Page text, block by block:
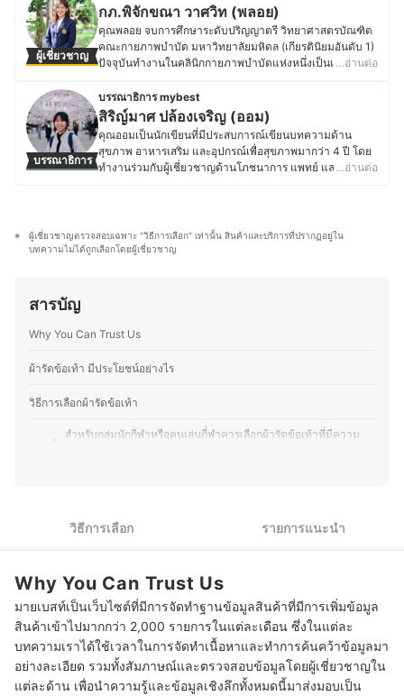
ผู้เชี่ยวชาญ
กภ.พิจักขณา วาศวิท (พลอย)
คุณพลอย จบการศึกษาระดับปริญญาตรี วิทยาศาสตรบัณฑิต
คณะกายภาพบำบัด มหาวิทยาลัยมหิดล (เกียรตินิยมอันดับ 1)
ปัจจุบันทำงานในคลินิกกายภาพบำบัดแห่งหนึ่งเป็นเวลานาน
และการป้องกันให้กับผู้ป่วยที่มีโรคระบบกระดูก/กล้ามเนื้อ ผู้
ป่วยด้านระบบประสาท รวมถึงผู้ป่วยที่มีปัญหาในระบบหัวใจ
และทรวงอก เช่น อาการปวดคอ-บ่า-หลัง ออฟฟิศซินโดรม
หมอนรองกระดูกทับเส้นประสาท โรคเส้นเลือดในสมอง โรค
พาร์กินสัน เป็นต้น ส่วนอีกบทบาทหนึ่งที่คุณพลอยสนใจก็คือ
การให้บริการเผยแพร่และถ่ายทอดความรู้แก่ประชาชนผ่าน
ประวัติของ กภ.พิจักขณา วาศวิท (พลอย)
…อ่านต่อ
บรรณาธิการ
บรรณาธิการ mybest
สิริญ์มาศ ปล้องเจริญ (ออม)
คุณออมเป็นนักเขียนที่มีประสบการณ์เขียนบทความด้าน
สุขภาพ อาหารเสริม และอุปกรณ์เพื่อสุขภาพมากว่า 4 ปี โดย
ทำงานร่วมกับผู้เชี่ยวชาญด้านโภชนาการ แพทย์ และเภสัชกร
ภาษาญี่ปุ่น โดยเคยเข้าร่วมโครงการแลกเปลี่ยนที่
มหาวิทยาลัยในจังหวัดมิเอะเป็นเวลา 1 ปี ประสบการณ์นี้
เชื่อว่าการเลือกกินที่ดีและการปรับไลฟ์สไตล์ให้เหมาะสมเป็น
ถ่ายทอดความรู้ให้ผู้อ่านสามารถนำไปปรับใช้ได้จริง
…อ่านต่อ
ผู้เชี่ยวชาญตรวจสอบเฉพาะ "วิธีการเลือก" เท่านั้น สินค้าและบริการที่ปรากฏอยู่ใน
บทความไม่ได้ถูกเลือกโดยผู้เชี่ยวชาญ
สารบัญ
Why You Can Trust Us
ผ้ารัดข้อเท้า มีประโยชน์อย่างไร
วิธีการเลือกผ้ารัดข้อเท้า
1
สำหรับกลุ่มนักกีฬาหรือคนเล่นกี่ฬาควรเลือกผ้ารัดข้อเท้าที่มีความ
ถ้าใช้สวมใส่เล่นกีฬาแนะนำให้ใช้ผ้ารัดข้อเท้าที่ทำจากยางนีโอพรีน
4
อย่าลืมตรวจสอบคุณสมบัติการระบายอากาศเพื่อให้ใส่สบายมากขึ้น
และลดการเกิดกลิ่นอับ
10 ผ้ารัดข้อเท้า ยี่ห้อไหนดี พยุงข้อเท้า ลดอาการบาดเจ็บ
บทส่งท้าย
วิธีการเลือก รายการแนะนำ
Why You Can Trust Us
มายเบสท์เป็นเว็บไซต์ที่มีการจัดทำฐานข้อมูลสินค้าที่มีการเพิ่มข้อมูล
สินค้าเข้าไปมากกว่า 2,000 รายการในแต่ละเดือน ซึ่งในแต่ละ
บทความเราได้ใช้เวลาในการจัดทำเนื้อหาและทำการค้นคว้าข้อมูลมา
อย่างละเอียด รวมทั้งสัมภาษณ์และตรวจสอบข้อมูลโดยผู้เชี่ยวชาญใน
แต่ละด้าน เพื่อนำความรู้และข้อมูลเชิงลึกทั้งหมดนี้มาส่งมอบเป็น